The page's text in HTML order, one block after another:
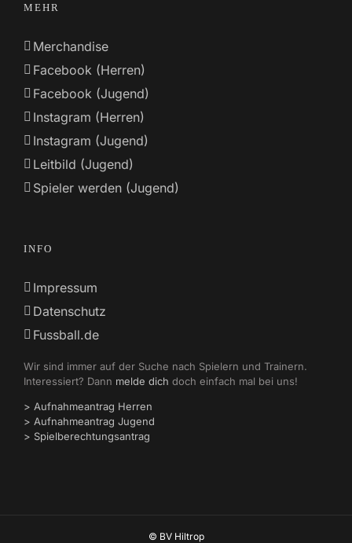
MEHR
Merchandise
Facebook (Herren)
Facebook (Jugend)
Instagram (Herren)
Instagram (Jugend)
Leitbild (Jugend)
Spieler werden (Jugend)
INFO
Impressum
Datenschutz
Fussball.de
Wir sind immer auf der Suche nach Spielern und Trainern.
Interessiert? Dann melde dich doch einfach mal bei uns!
> Aufnahmeantrag Herren
> Aufnahmeantrag Jugend
> Spielberechtungsantrag
© BV Hiltrop